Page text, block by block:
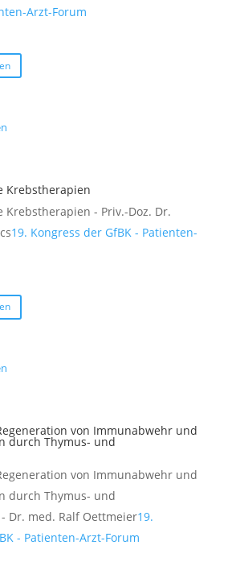
der
gewählt
Arzt-Forum
Dieses
Produkt
Optionen
können
auf
werden
Krebstherapien
Krebstherapien - Priv.-Doz. Dr.
19. Kongress der GfBK - Patienten-
Dieses
Produkt
Optionen
auf
der
Produktseite
gewählt
von Immunabwehr und
durch Thymus- und
von Immunabwehr und
durch Thymus- und
Dr. med. Ralf Oettmeier19.
- Patienten-Arzt-Forum